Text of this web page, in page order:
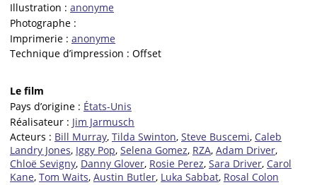
Illustration : anonyme
Photographe :
Imprimerie : anonyme
Technique d’impression : Offset
Le film
Pays d’origine : États-Unis
Réalisateur : Jim Jarmusch
Acteurs : Bill Murray, Tilda Swinton, Steve Buscemi, Caleb
Landry Jones, Iggy Pop, Selena Gomez, RZA, Adam Driver,
Chloë Sevigny, Danny Glover, Rosie Perez, Sara Driver, Carol
Kane, Tom Waits, Austin Butler, Luka Sabbat, Rosal Colon